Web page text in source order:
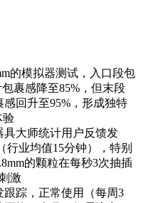
的模拟器测试，入口段包
裹感降至85%，但末段
回升至95%，形成独特
验
具大师统计用户反馈发
行业均值15分钟），特别
的颗粒在每秒3次抽插
激
跟踪，正常使用（每周3